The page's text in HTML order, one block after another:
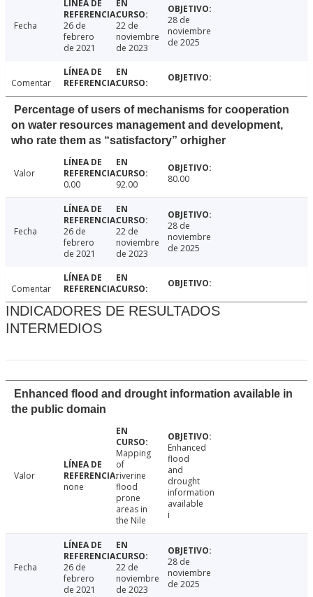
Fecha
26 de
febrero
de 2021
22 de
noviembre
de 2023
28 de
noviembre
de 2025
Comentar
Percentage of users of mechanisms for cooperation
on water resources management and development,
who rate them as “satisfactory” orhigher
Valor
0.00
92.00 80.00
Fecha
26 de
febrero
de 2021
22 de
noviembre
de 2023
28 de
noviembre
de 2025
Comentar
INDICADORES DE RESULTADOS
INTERMEDIOS
Enhanced flood and drought information available in
the public domain
Valor
none
Mapping
of
riverine
flood
prone
areas in
the Nile
Enhanced
flood
and
drought
information
available
i
Fecha
26 de
febrero
de 2021
22 de
noviembre
de 2023
28 de
noviembre
de 2025